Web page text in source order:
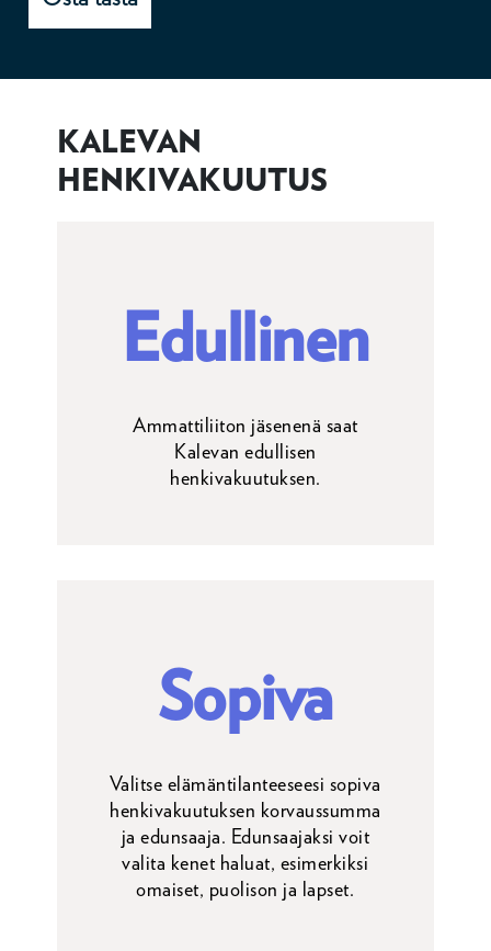
KALEVAN
HENKIVAKUUTUS
Edullinen
Ammattiliiton jäsenenä saat
Kalevan edullisen
henkivakuutuksen.
Sopiva
Valitse elämäntilanteeseesi sopiva
henkivakuutuksen korvaussumma
ja edunsaaja. Edunsaajaksi voit
valita kenet haluat, esimerkiksi
omaiset, puolison ja lapset.